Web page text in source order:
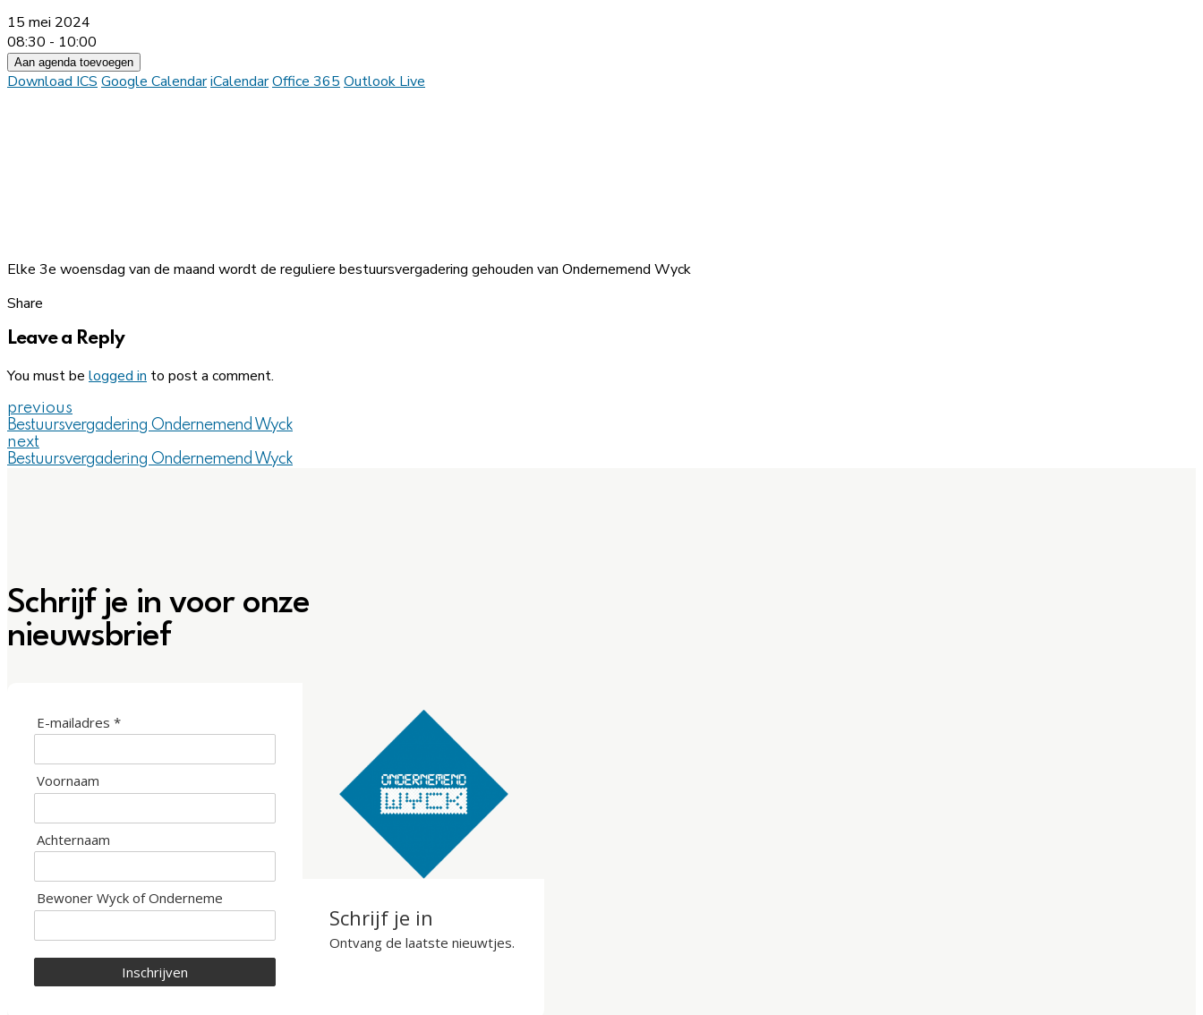
15 mei 2024
08:30 - 10:00
Aan agenda toevoegen
Download ICS Google CalendariCalendarOffice 365 Outlook Live
Elke 3e woensdag van de maand wordt de reguliere bestuursvergadering gehouden van Ondernemend Wyck
Share
Leave a Reply
You must be logged in to post a comment.
previous
Bestuursvergadering Ondernemend Wyck
next
Bestuursvergadering Ondernemend Wyck
Schrijf je in voor onze
nieuwsbrief
E-mailadres *
Voornaam
Achternaam
Bewoner Wyck of Onderneme
Inschrijven
Schrijf je in
Ontvang de laatste nieuwtjes.